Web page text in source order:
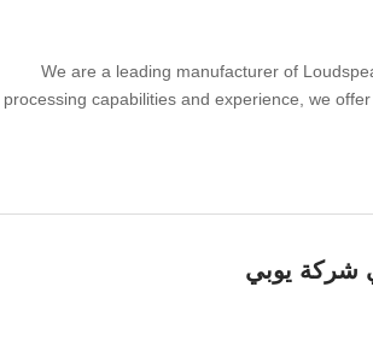
We are a leading manufacturer of
processing capabilities and experience, we
شركة يوبي